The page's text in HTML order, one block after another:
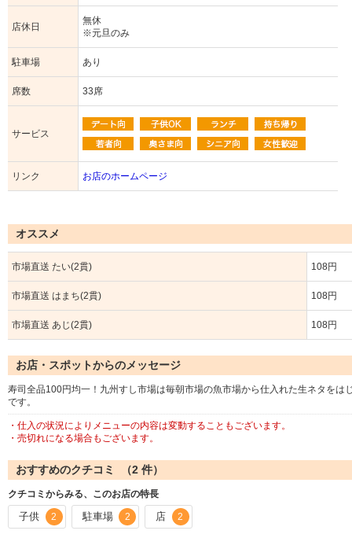
店休日
無休
※元旦のみ
駐車場 あり
席数 33席
サービス
リンク お店のホームページ
オススメ
市場直送 たい(2貫) 108円
市場直送 はまち(2貫) 108円
市場直送 あじ(2貫) 108円
お店・スポットからのメッセージ
寿司全品100円均一！九州すし市場は毎朝市場の魚市場から仕入れた生ネタを
です。
・仕入の状況によりメニューの内容は変動することもございます。
・売切れになる場合もございます。
おすすめのクチコミ （2 件）
クチコミからみる、このお店の特長
子供 2 駐車場 2 店 2